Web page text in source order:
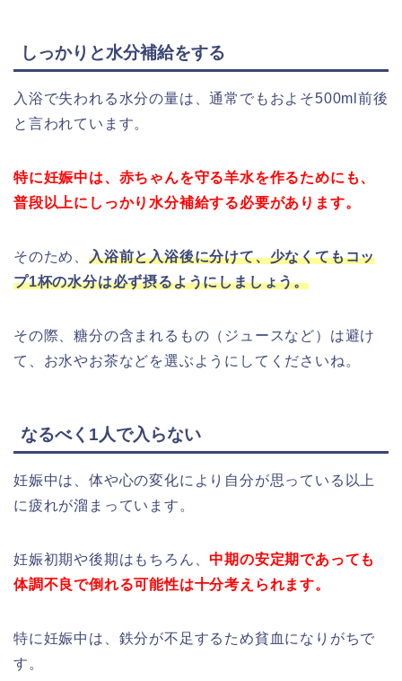
しっかりと水分補給をする
入浴で失われる水分の量は、通常でもおよそ500ml前後
と言われています。
特に妊娠中は、赤ちゃんを守る羊水を作るためにも、
普段以上にしっかり水分補給する必要があります。
そのため
入浴前と入浴後に分けて、少なくてもコッ
プ1杯の水分は必ず摂るようにしましょう。
その際、糖分の含まれるもの（ジュースなど）は避け
て、お水やお茶などを選ぶようにし てくださいね 。
なるべく1人で入らない
妊娠中は、体や心の変化により自分が思っている以上
に疲れが溜まっています。
妊娠初期や後期はもちろん、中期の安定期であっても
体調不良で倒れる可能性は十分考えられます。
特に妊娠中は、鉄分が不足するため貧血になりがちで
す。